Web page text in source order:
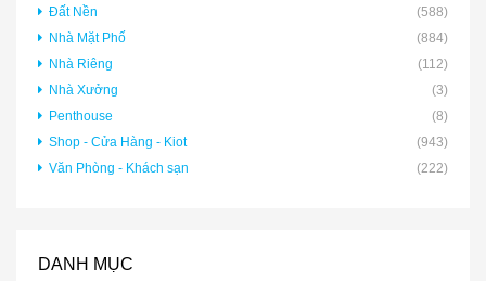
Đất Nền
(588)
Nhà Mặt Phố
(884)
Nhà Riêng
(112)
Nhà Xưởng
(3)
Penthouse
(8)
Shop - Cửa Hàng - Kiot
(943)
Văn Phòng - Khách sạn
(222)
DANH MỤC